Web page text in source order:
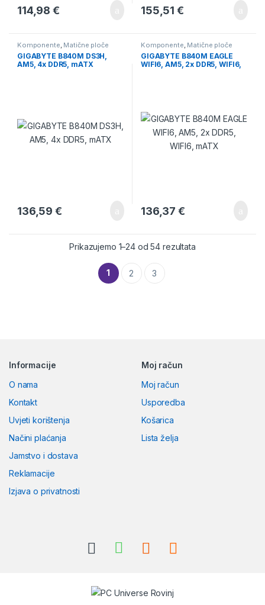
114,98€ 155,51€
Komponente, Matične ploče
GIGABYTE B840M DS3H,
AM5, 4x DDR5, mATX
136,59€
Komponente, Matične ploče
GIGABYTE B840M EAGLE
WIFI6, AM5, 2x DDR5, WIFI6,
136,37€
Prikazujemo 1–24 od 54 rezultata
1 2 3
Informacije
O nama
Kontakt
Uvjeti korištenja
Načini plaćanja
Jamstvo i dostava
Reklamacije
Izjava o privatnosti
Moj račun
Moj račun
Usporedba
Košarica
Lista želja